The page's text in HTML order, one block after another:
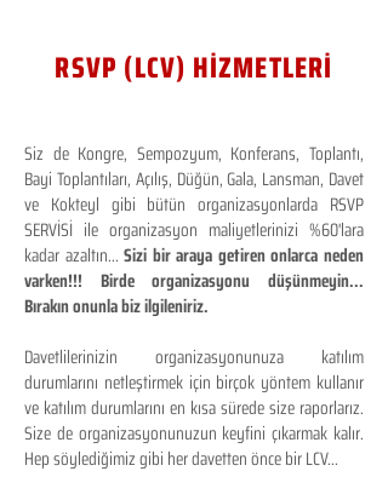
RSVP (LCV) HİZMETLERİ
Siz de Kongre, Sempozyum, Konferans, Toplantı,
Bayi Toplantıları, Açılış, Düğün, Gala, Lansman, Davet
ve Kokteyl gibi bütün organizasyonlarda RSVP
SERVİSİ ile organizasyon maliyetlerinizi %60'lara
kadar azaltın...Sizi bir araya getiren onlarca neden
varken!!! Birde organizasyonu düşünmeyin...
Bırakın onunla biz ilgileniriz.
Davetlilerinizin organizasyonunuza katılım
durumlarını netleştirmek için birçok yöntem kullanır
ve katılım durumlarını en kısa sürede size raporlarız.
Size de organizasyonunuzun keyfini çıkarmak kalır.
Hep söylediğimiz gibi her davetten önce bir LCV...